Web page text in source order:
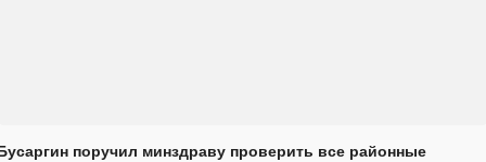
поручил минздраву проверить все районные